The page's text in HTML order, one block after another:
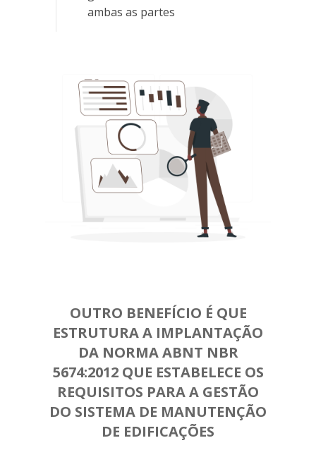
ambas as partes
OUTRO BENEFÍCIO É QUE
ESTRUTURA A IMPLANTAÇÃO
DA NORMA ABNT NBR
5674:2012 QUE ESTABELECE OS
REQUISITOS PARA A GESTÃO
DO SISTEMA DE MANUTENÇÃO
DE EDIFICAÇÕES